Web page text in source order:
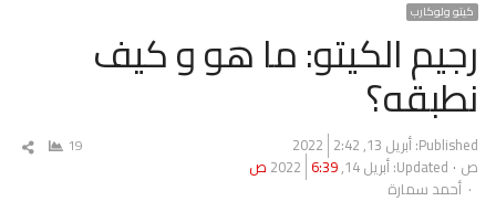
كيتو ولوكارب
رجيم الكيتو: ما هو و كيف
نطبقه؟
Published: أبريل 13, 2022
2:42
ص Updated: أبريل 14, 2022 6:39 ص
Author
أحمد سمارة
19